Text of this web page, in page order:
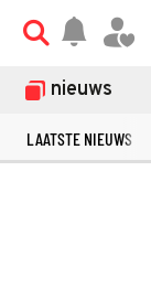
nieuws
LAATSTE NIEUWS